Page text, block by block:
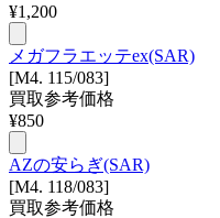
¥1,200
メガフラエッテex(SAR)
[M4. 115/083]
買取参考価格
¥850
AZの安らぎ(SAR)
[M4. 118/083]
買取参考価格